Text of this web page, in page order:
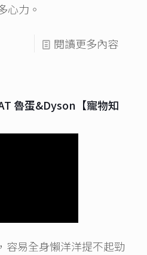
心力。
閱讀更多內容
魯蛋&Dyson【寵物知
容易全身懶洋洋提不起勁